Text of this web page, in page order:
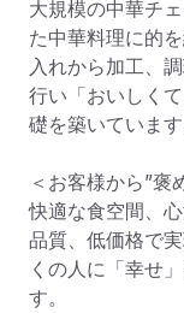
大規模の中華チ
た中華料理に的
入れから加工、
行い「おいしく
礎を築いています
＜お客様から”褒
快適な食空間、
品質、低価格で
くの人に「幸せ
す。